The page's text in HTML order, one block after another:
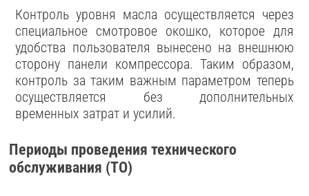
Контроль уровня масла осуществляется через
специальное смотровое окошко, которое для
удобства пользователя вынесено на внешнюю
сторону панели компрессора. Таким образом,
контроль за таким важным параметром теперь
осуществляется без дополнительных
временных затрат и усилий.
Периоды проведения технического
обслуживания (ТО)